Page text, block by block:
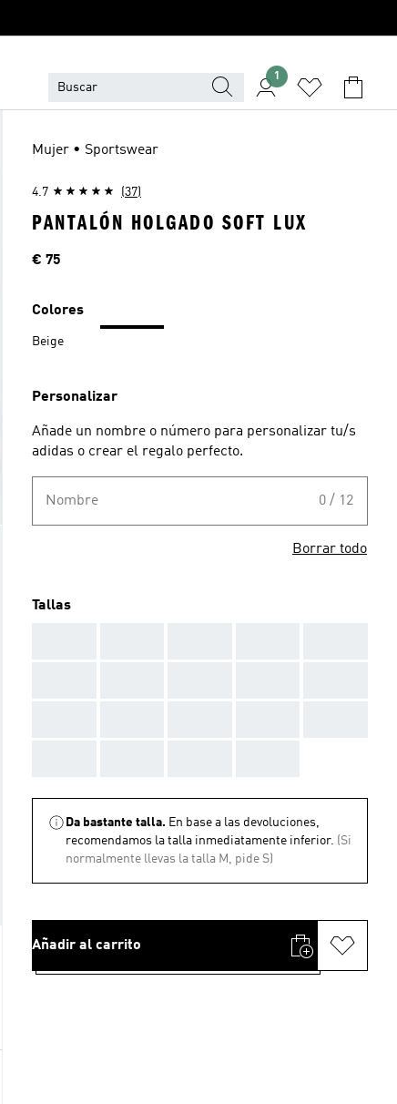
1
Mujer • Sportswear
4.7 (37)
PANTALÓN HOLGADO SOFT LUX
Precio
€ 75
Colores
Beige
Personalizar
Añade un nombre o número para personalizar tu/s
adidas o crear el regalo perfecto.
Nombre 0 / 12
Borrar todo
Tallas
Da bastante talla. En base a las devoluciones,
recomendamos la talla inmediatamente inferior. (Si
normalmente llevas la talla M, pide S)
Añadir al carrito